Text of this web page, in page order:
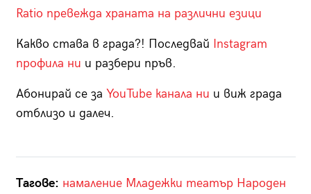
Ratio превежда храната на различни езици
Какво става в града?! Последвай Instagram
профила ни и разбери пръв.
Абонирай се за YouTube канала ни и виж града
отблизо и далеч.
Тагове: намаление Младежки театър Народен